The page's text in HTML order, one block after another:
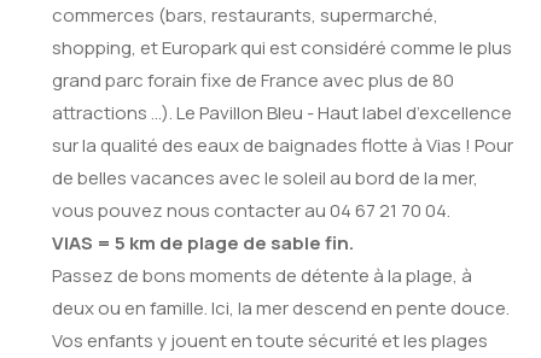
commerces (bars, restaurants, supermarché,
shopping, et Europark qui est considéré comme le plus
grand parc forain fixe de France avec plus de 80
attractions ...). Le Pavillon Bleu - Haut label d’excellence
sur la qualité des eaux de baignades flotte à Vias ! Pour
de belles vacances avec le soleil au bord de la mer,
vous pouvez nous contacter au 04 67 21 70 04.
VIAS = 5 km de plage de sable fin.
Passez de bons moments de détente à la plage, à
deux ou en famille. Ici, la mer descend en pente douce.
Vos enfants y jouent en toute sécurité et les plages